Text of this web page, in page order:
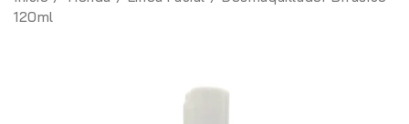
120ml